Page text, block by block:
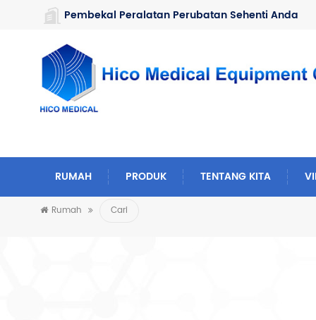
https://www.microsoft.com/en-us/microsoft-teams/log-in
Pembekal Peralatan Perubatan Sehenti Anda
RUMAH PRODUK TENTANG KITA
Rumah Cari